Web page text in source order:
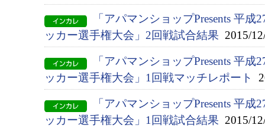
「アパマンショップPresents 平
ッカー選手権大会」2回戦試合結果 2015/
「アパマンショップPresents 平
ッカー選手権大会」1回戦マッチレポート
「アパマンショップPresents 平
ッカー選手権大会」1回戦試合結果 2015/